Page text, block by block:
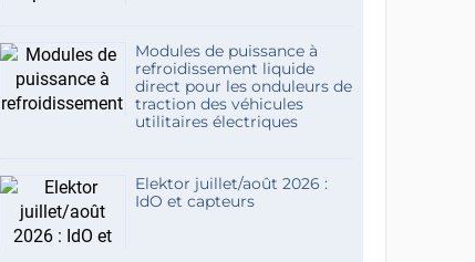
Modules de puissance à
refroidissement liquide
direct pour les onduleurs de
traction des véhicules
utilitaires électriques
Elektor juillet/août 2026 :
IdO et capteurs